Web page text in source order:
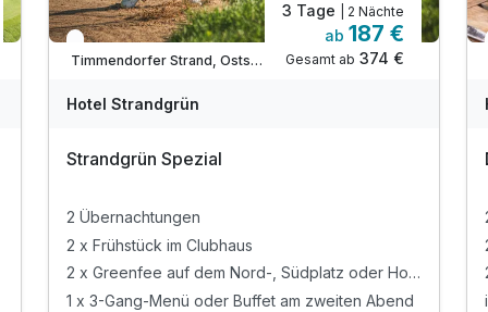
In 1 Woche wieder frei
Timmendorfer Strand, Ostsee
3 Tage | 2 Nächte
ab 187 €
Gesamt ab 374 €
Hotel Strandgrün
Strandgrün Spezial
2 Übernachtungen
2 x Frühstück im Clubhaus
2 x Greenfee auf dem Nord-, Südplatz oder Hohwacht
1 x 3-Gang-Menü oder Buffet am zweiten Abend